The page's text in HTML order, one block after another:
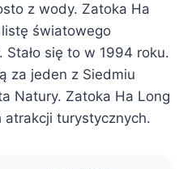
z wody. Zatoka Ha
światowego
Stało się to w 1994 roku.
za jeden z Siedmiu
Natury. Zatoka Ha Long
atrakcji turystycznych.